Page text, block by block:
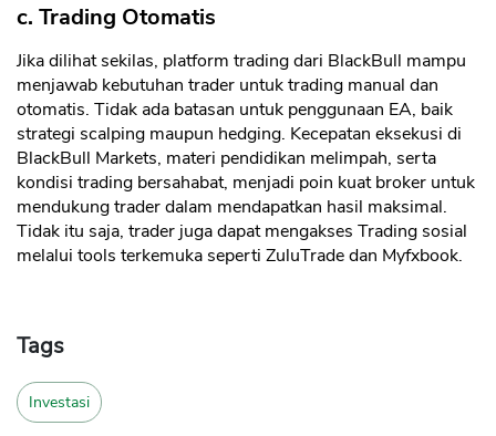
c. Trading Otomatis
Jika dilihat sekilas, platform trading dari BlackBull mampu
menjawab kebutuhan trader untuk trading manual dan
otomatis. Tidak ada batasan untuk penggunaan EA, baik
strategi scalping maupun hedging. Kecepatan eksekusi di
BlackBull Markets, materi pendidikan melimpah, serta
kondisi trading bersahabat, menjadi poin kuat broker untuk
mendukung trader dalam mendapatkan hasil maksimal.
Tidak itu saja, trader juga dapat mengakses Trading sosial
melalui tools terkemuka seperti ZuluTrade dan Myfxbook.
Tags
Investasi